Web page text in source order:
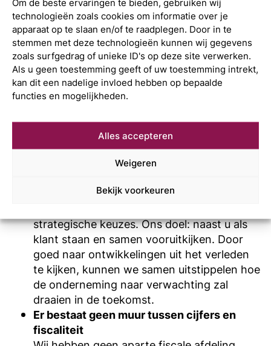
technologieën zoals cookies om informatie over je
apparaat op te slaan en/of te raadplegen. Door in te
stemmen met deze technologieën kunnen wij gegevens
zoals surfgedrag of unieke ID's op deze site verwerken.
Als u geen toestemming geeft of uw toestemming intrekt,
kan dit een nadelige invloed hebben op bepaalde
functies en mogelijkheden.
Alles accepteren
Weigeren
Bekijk voorkeuren
Mijn Accountant helpt BV structuren in
Groningen en omgeving bij het opstellen,
analyseren en begrijpen van hun jaarrekening.
Wij vertalen cijfers naar begrijpelijke inzichten en
advies waarmee u verder kunt. Bij Mijn
Accountant geldt:
De jaarrekening is slechts het vertrekpunt
De jaarrekening vormt de basis voor onze
jaarlijkse bespreking, maar speelt niet de
hoofdrol. Slechts 20% van het gesprek gaat
het heden en de toekomst. We bespreken
strategische keuzes. Ons doel: naast u als
klant staan en samen vooruitkijken. Door
goed naar ontwikkelingen uit het verleden
te kijken, kunnen we samen uitstippelen hoe
de onderneming naar verwachting zal
draaien in de toekomst.
Er bestaat geen muur tussen cijfers en
fiscaliteit